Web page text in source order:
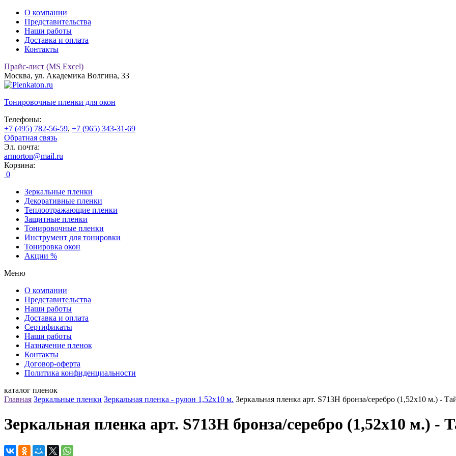
О компании
Представительства
Наши работы
Доставка и оплата
Контакты
Прайс-лист (MS Excel)
Москва, ул. Академика Волгина, 33
Тонировочные пленки для окон
Телефоны:
+7 (495) 782-56-59, +7 (965) 343-31-69
Обратная связь
Эл. почта:
armorton@mail.ru
Корзина:
0
Зеркальные пленки
Декоративные пленки
Теплоотражающие пленки
Защитные пленки
Тонировочные пленки
Инструмент для тонировки
Тонировка окон
Акции %
Меню
О компании
Представительства
Наши работы
Доставка и оплата
Сертификаты
Наши работы
Назначение пленок
Контакты
Договор-оферта
Политика конфиденциальности
каталог пленок
Главная Зеркальные пленки Зеркальная пленка - рулон 1,52х10 м. Зеркальная пленка арт. S713H бронза/серебро (1,52х10 м.) -
Зеркальная пленка арт. S713H бронза/серебро (1,52х10 м.) -